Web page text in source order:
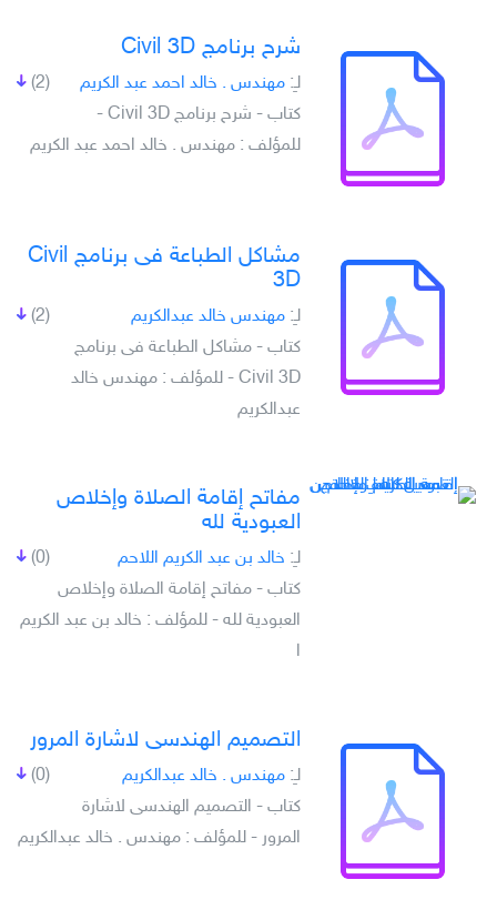
شرح برنامج Civil 3D
(2) لـِ: مهندس . خالد احمد عبد الكريم
كتاب - شرح برنامج Civil 3D -
للمؤلف : مهندس . خالد احمد عبد الكريم
مشاكل الطباعة فى برنامج Civil
3D
(2) لـِ: مهندس خالد عبدالكريم
كتاب - مشاكل الطباعة فى برنامج
Civil 3D - للمؤلف : مهندس خالد
عبدالكريم
مفاتح إقامة الصلاة وإخلاص
العبودية لله
(0) لـِ: خالد بن عبد الكريم اللاحم
كتاب - مفاتح إقامة الصلاة وإخلاص
العبودية لله - للمؤلف : خالد بن عبد الكريم
ا
التصميم الهندسى لاشارة المرور
(0) لـِ: مهندس . خالد عبدالكريم
كتاب - التصميم الهندسى لاشارة
المرور - للمؤلف : مهندس . خالد عبدالكريم